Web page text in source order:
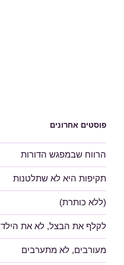
פוסטים אחרונים
הרווח שבמפגש הדורות
תקיפות היא לא שתלטנות
(ללא כותרת)
לקלף את הבצל, לא את הילד
מעורבים, לא מתערבים